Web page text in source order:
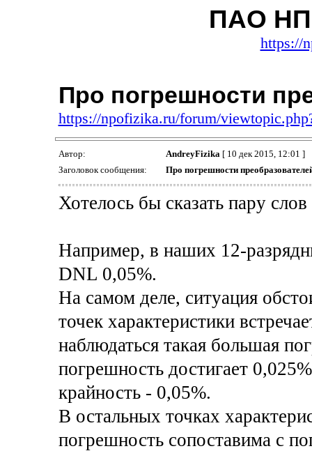
ПАО
https://
Про погрешности
https://npofizika.ru/forum/
Автор: AndreyFizika[ 10 дек 2015, 12:01 ]
Заголовок сообщения:
Про погрешности
Хотелось бы сказать пару
Например, в наших 12-
DNL 0,05%.
На самом деле, ситуация
точек характеристики
наблюдаться такая большая
погрешность достигает
крайность - 0,05%.
В остальных точках
погрешность сопоставима с